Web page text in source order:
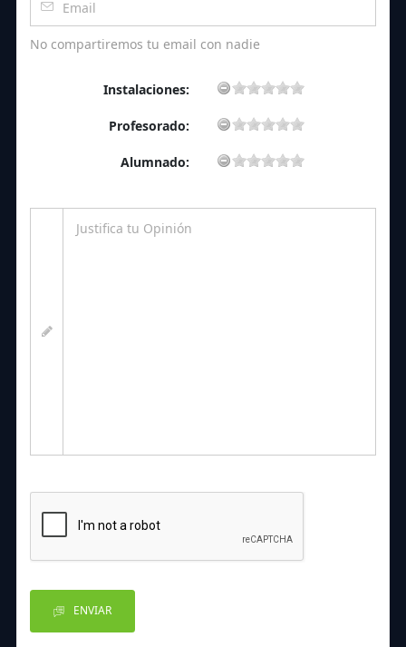
No compartiremos tu email con nadie
Instalaciones:
Profesorado:
Alumnado:
ENVIAR